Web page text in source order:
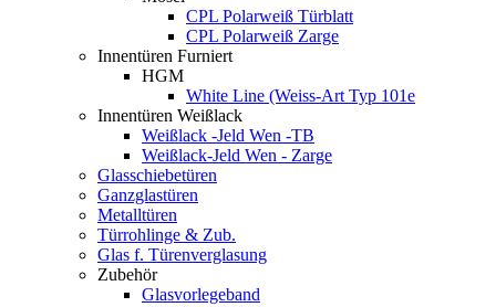
CPL Polarweiß Türblatt
CPL Polarweiß Zarge
Innentüren Furniert
HGM
White Line (Weiss-Art Typ 101e
Innentüren Weißlack
Weißlack -Jeld Wen -TB
Weißlack-Jeld Wen - Zarge
Glasschiebetüren
Ganzglastüren
Metalltüren
Türrohlinge & Zub.
Glas f. Türenverglasung
Zubehör
Glasvorlegeband